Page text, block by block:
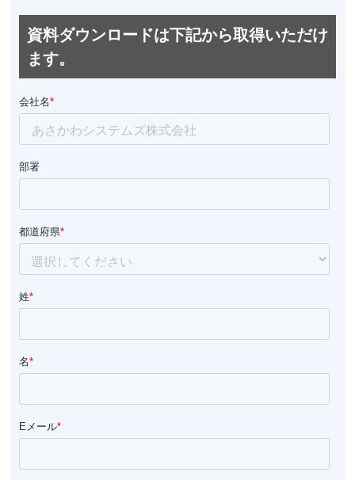
資料ダウンロードは下記から取得いただけ
ます。